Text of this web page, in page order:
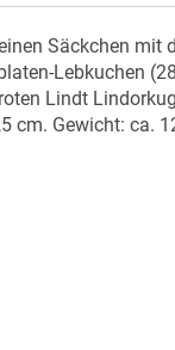
Säckchen mit
Lebkuchen
Lindt
cm. Gewicht: ca.